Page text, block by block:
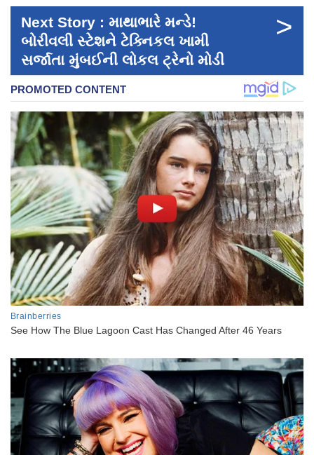
Next Story : માથાભારે મન્ડે!
બોરીવલી સ્ટેશને ટેક્નિકલ ખામી
સર્જાતા મુંબઈની લોકલ ટ્રેનો મોડી
>